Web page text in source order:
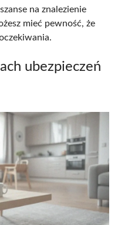
na znalezienie
mieć pewność, że
ubezpieczeń